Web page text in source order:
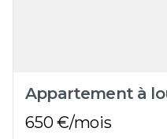
Appartement à
650€/mois